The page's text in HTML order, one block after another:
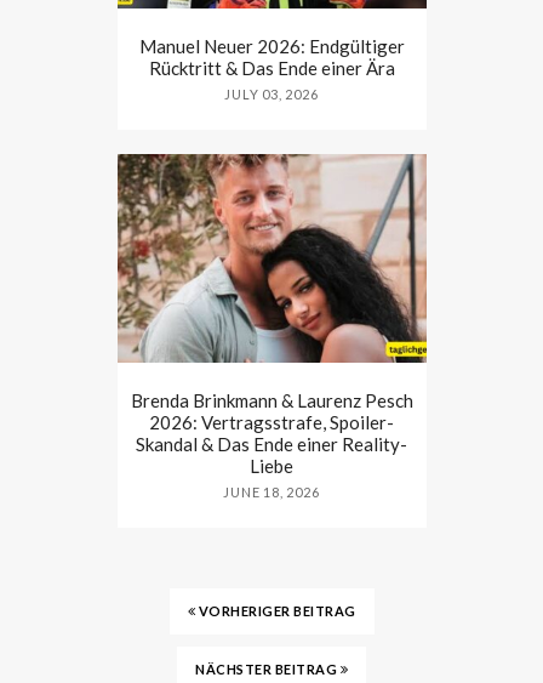
Manuel Neuer 2026: Endgültiger
Rücktritt & Das Ende einer Ära
JULY 03, 2026
Brenda Brinkmann & Laurenz Pesch
2026: Vertragsstrafe, Spoiler-
Skandal & Das Ende einer Reality-
Liebe
JUNE 18, 2026
VORHERIGER BEITRAG
NÄCHSTER BEITRAG